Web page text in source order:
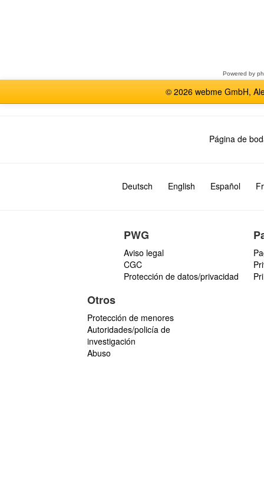
Powered by
© 2026 webme GmbH,
Página de
Deutsch English Español
PWG
Aviso legal
CGC
Protección de datos/privacidad
Otros
Protección de menores
Autoridades/policía de
investigación
Abuso